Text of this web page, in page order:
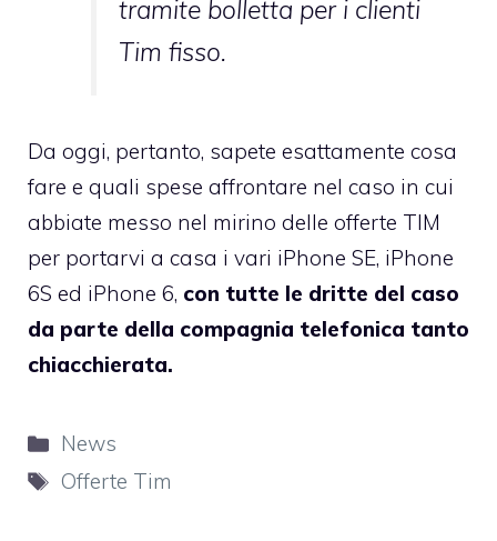
tramite bolletta per i clienti
Tim fisso.
Da oggi, pertanto, sapete esattamente cosa
fare e quali spese affrontare nel caso in cui
abbiate messo nel mirino delle offerte TIM
per portarvi a casa i vari iPhone SE, iPhone
6S ed iPhone 6, con tutte le dritte del caso
da parte della compagnia telefonica tanto
chiacchierata.
Categorie
News
Tag
Offerte Tim